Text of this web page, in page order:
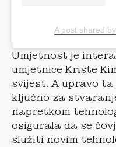
A post shared
Umjetnost je
umjetnice Kriste
svijest. A upravo
ključno za
napretkom
osigurala da se
služiti novim